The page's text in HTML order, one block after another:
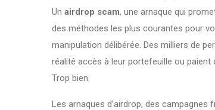
Un airdrop scam, une arnaque qui
des méthodes les plus courantes pour
manipulation délibérée. Des milliers de
réalité accès à leur portefeuille ou paient
Trop bien.
Les arnaques d’airdrop, des campagnes